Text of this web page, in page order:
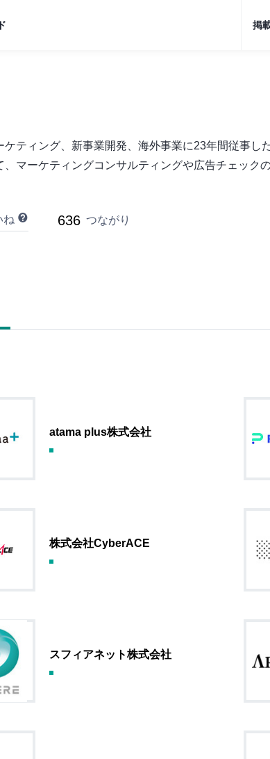
掲
ティング、新事業開発、海外事業に23年間従事し
マーケティングコンサルティングや広告チェック
ね 636 つながり
atama plus株式会社
株式会社CyberACE
スフィアネット株式会社